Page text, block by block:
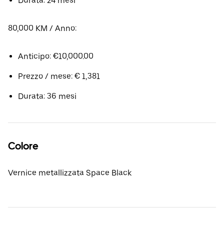
80,000 KM / Anno:
Anticipo: €10,000.00
Prezzo / mese: € 1,381
Durata: 36 mesi
Colore
Vernice metallizzata Space Black